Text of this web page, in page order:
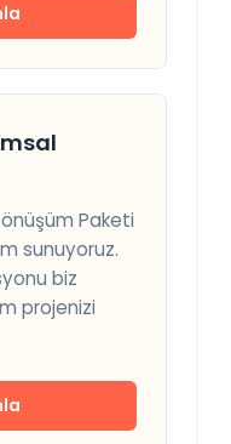
Paketi
sunuyoruz.
biz
projenizi